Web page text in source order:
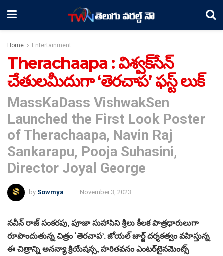
Home Entertainment
Therachaapa : విశ్వక్‌సేన్
చేతులమీదుగా ‘తెరచాప’ ఫస్ట్‌ లుక్‌
MassKaDass VishwakSen
Launched the First Look Poster
of Therachaapa, Navin Raj
Sankarapu, Pooja Suhasini,
Director Joyal George
by Sowmya November 3, 2023
నవీన్ రాజ్ సంకరపు, పూజా సుహాసిని శ్రీలు కీలక పాత్రధారులుగా
రూపొందుతున్న చిత్రం ‘తెరచాప’. జోయల్‌ జార్జ్‌ దర్శకత్వం వహిస్తున్న
ఈ చిత్రాన్ని అనన్యా క్రియేషన్స, హరితవనం ఎంటర్‌టైనమెంట్స్‌